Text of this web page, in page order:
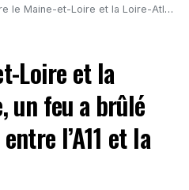
et-Loire et la Loire-Atlantique, un feu a brûlé 35 ha de pinède entre l’A11 et la Loire.
Loire et la
un feu a brûlé
l’A11 et la